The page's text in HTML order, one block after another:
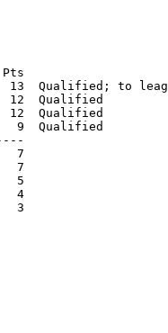
Qualified; to
12  Qualified
Qualified
9  Qualified
7
7
5
4
3